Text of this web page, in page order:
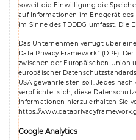
soweit die Einwilligung die
auf Informationen im Endgerät des
im Sinne des TDDDG umfasst.
Das Unternehmen verfügt über
Data Privacy Framework“ (DPF).
zwischen der Europäischen Union
europäischer
USA gewährleisten soll. Jedes
verpflichtet sich, diese
Informationen hierzu erhalten Sie
https://
Google Analytics